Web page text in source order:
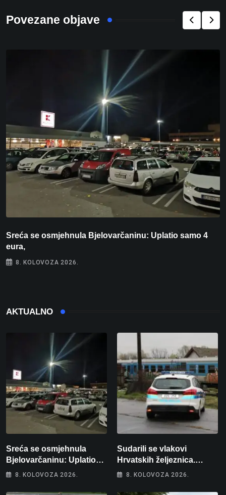
Povezane objave
Sreća se osmjehnula Bjelovarčaninu: Uplatio samo 4
eura,
8. KOLOVOZA 2026.
AKTUALNO
Sreća se osmjehnula
Bjelovarčaninu: Uplatio
samo 4 eura, a osvojio
8. KOLOVOZA 2026.
Sudarili se vlakovi
Hrvatskih željeznica.
Šestero osoba teško
intenzivnoj
8. KOLOVOZA 2026.